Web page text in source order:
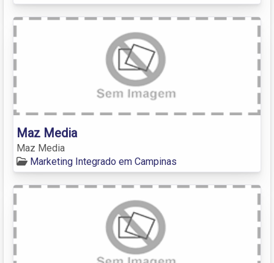
Maz Media
Maz Media
Marketing Integrado em Campinas